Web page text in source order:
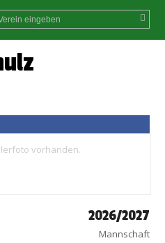
vorhanden.
2026/2027
Mannschaft